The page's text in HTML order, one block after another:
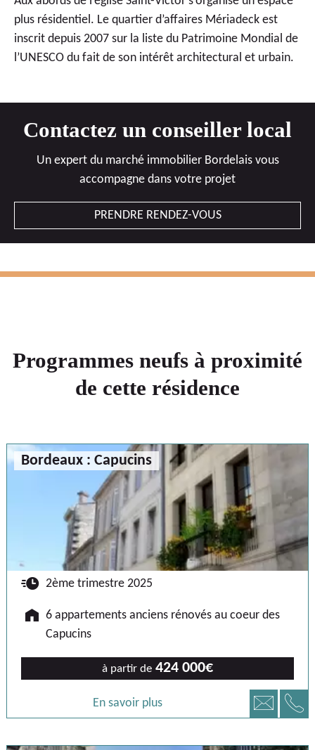
plus résidentiel. Le quartier d’affaires Mériadeck est
inscrit depuis 2007 sur la liste du Patrimoine Mondial de
l’UNESCO du fait de son intérêt architectural et urbain.
Contactez un conseiller local
Un expert du marché immobilier Bordelais vous
accompagne dans votre projet
PRENDRE RENDEZ-VOUS
Programmes neufs à proximité
de cette résidence
Bordeaux : Capucins
🕐 2ème trimestre 2025
🏠 6 appartements anciens rénovés au coeur des
Capucins
à partir de 424 000€
En savoir plus 📧 📞